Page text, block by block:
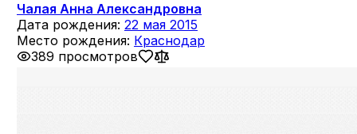
Чалая Анна Александровна
Дата рождения: 22 мая 2015
Место рождения: Краснодар
389 просмотров